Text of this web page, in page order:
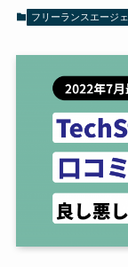
フリーランスエージ